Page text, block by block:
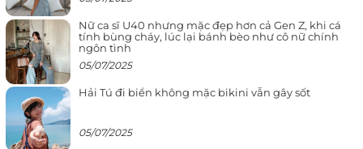
Nữ ca sĩ U40 nhưng mặc đẹp hơn cả Gen Z, khi cá
tính bùng cháy, lúc lại bánh bèo như cô nữ chính
ngôn tình
05/07/2025
Hải Tú đi biển không mặc bikini vẫn gây sốt
05/07/2025